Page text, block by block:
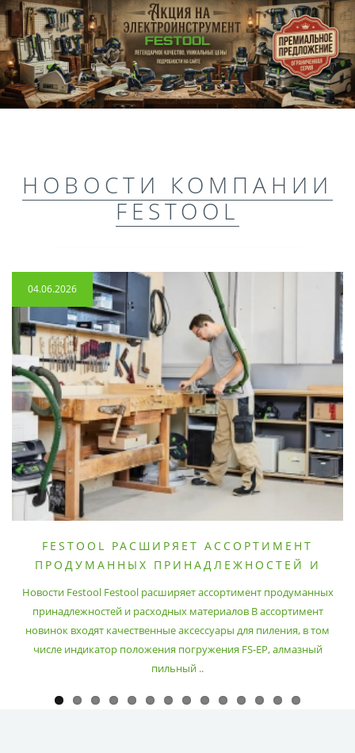
НОВОСТИ КОМПАНИИ
FESTOOL
04.06.2026
FESTOOL РАСШИРЯЕТ АССОРТИМЕНТ
ПРОДУМАННЫХ ПРИНАДЛЕЖНОСТЕЙ И
Новости Festool Festool расширяет ассортимент продуманных
принадлежностей и расходных материалов В ассортимент
новинок входят качественные аксессуары для пиления, в том
числе индикатор положения погружения FS-EP, алмазный
пильный ..